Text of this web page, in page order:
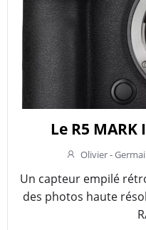
Le R5 MARK
Olivier -
Un capteur empilé
des photos haute